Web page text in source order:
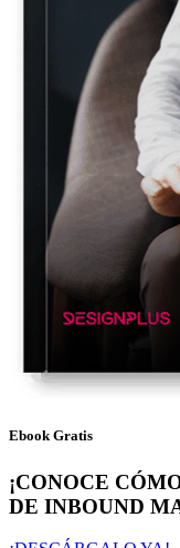
Ebook Gratis
¡CONOCE
DE INBOUND